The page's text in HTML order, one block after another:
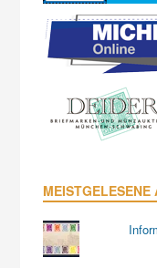
MEISTGELESENE